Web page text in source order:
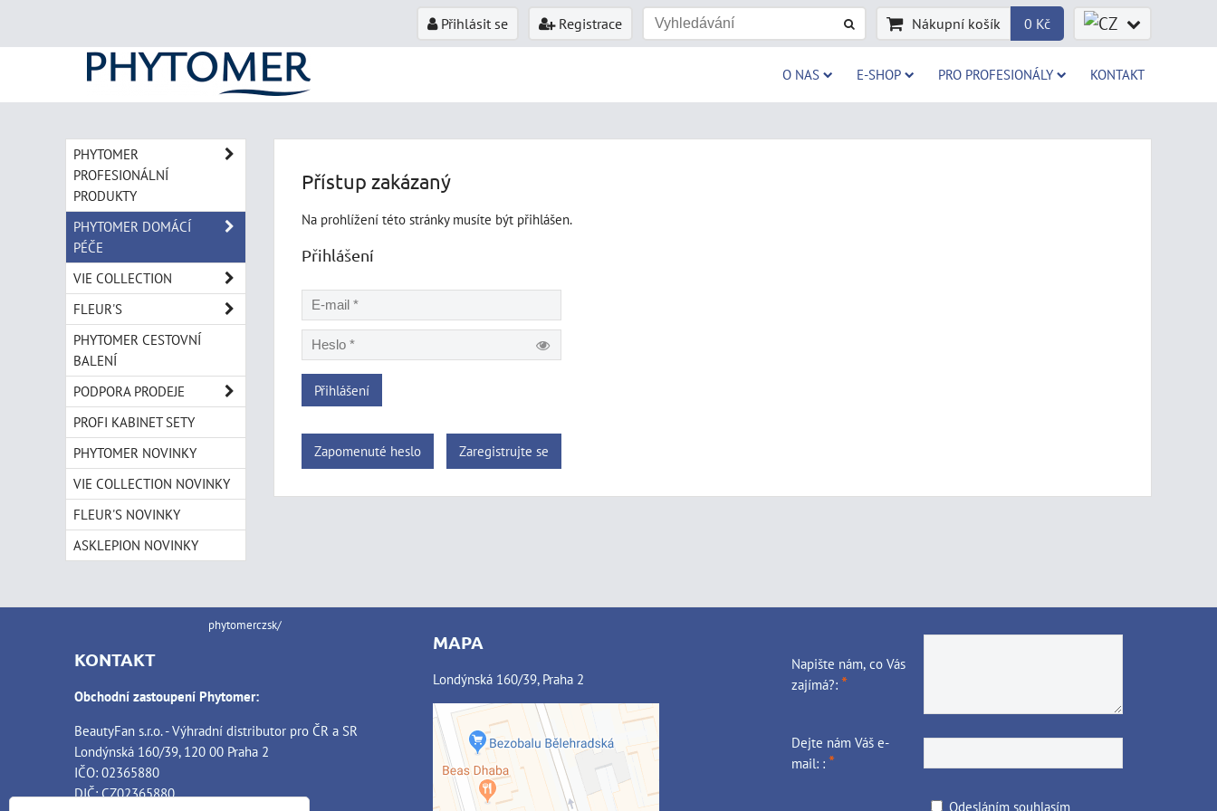
Přihlásit se Registrace Nákupní košík 0 Kč
O NAS E-SHOP PRO PROFESIONÁLY KONTAKT
Přístup zakázaný
Na prohlížení této stránky musíte být přihlášen.
Přihlášení
Přihlášení
Zapomenuté heslo Zaregistrujte se
PHYTOMER
PROFESIONÁLNÍ
PRODUKTY
PHYTOMER DOMÁCÍ
PÉČE
VIE COLLECTION
FLEUR'S
PHYTOMER CESTOVNÍ
BALENÍ
PODPORA PRODEJE
PROFI KABINET SETY
PHYTOMER NOVINKY
VIE COLLECTION NOVINKY
FLEUR'S NOVINKY
ASKLEPION NOVINKY
phytomerczsk/
KONTAKT
Obchodní zastoupení Phytomer:
BeautyFan s.r.o. - Výhradní distributor pro ČR a SR
Londýnská 160/39, 120 00 Praha 2
IČO: 02365880
DIČ: CZ02365880
MAPA
Londýnská 160/39, Praha 2
Externí obsah je blokován
Volbami soukromí
Napište nám, co Vás
zajímá?: *
Dejte nám Váš e-
mail: : *
Odesláním souhlasím